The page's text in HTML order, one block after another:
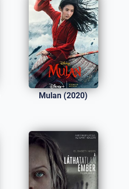
Mulan (2020)